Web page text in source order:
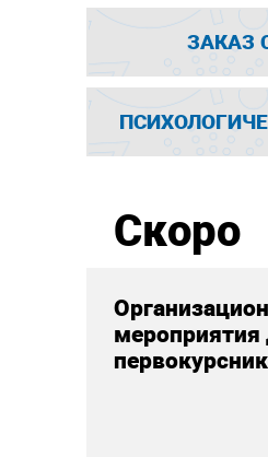
ЗАКАЗ
Скоро
мероприятия